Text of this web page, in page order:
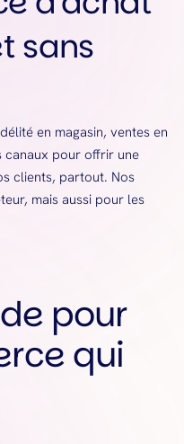
sans
en magasin, ventes en
canaux pour offrir une
clients, partout. Nos
mais aussi pour les
qui